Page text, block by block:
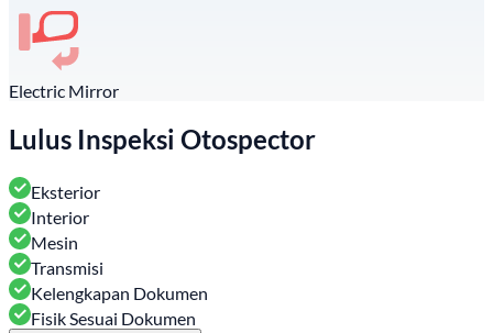
Electric Mirror
Lulus Inspeksi Otospector
Eksterior
Interior
Mesin
Transmisi
Kelengkapan Dokumen
Fisik Sesuai Dokumen